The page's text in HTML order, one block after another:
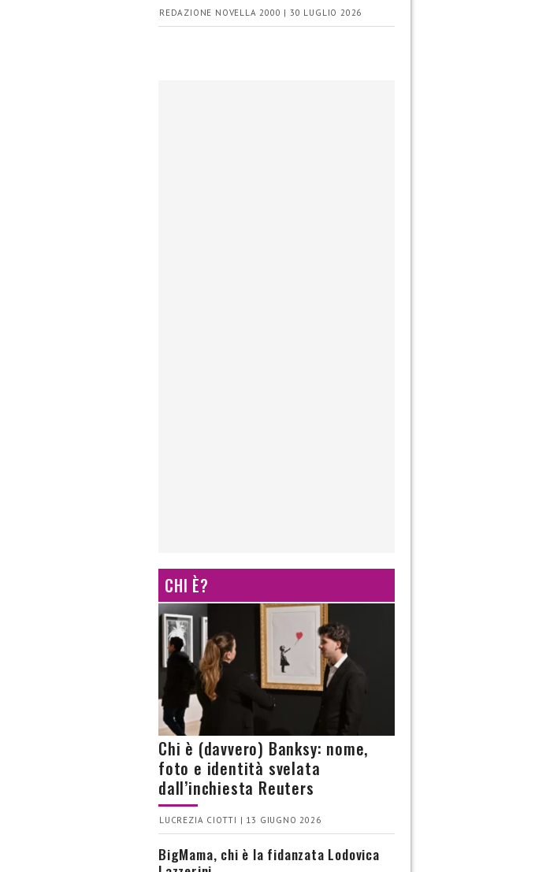
REDAZIONE NOVELLA 2000 | 30 LUGLIO 2026
CHI È?
Chi è (davvero) Banksy: nome,
foto e identità svelata
dall’inchiesta Reuters
LUCREZIA CIOTTI | 13 GIUGNO 2026
BigMama, chi è la fidanzata Lodovica